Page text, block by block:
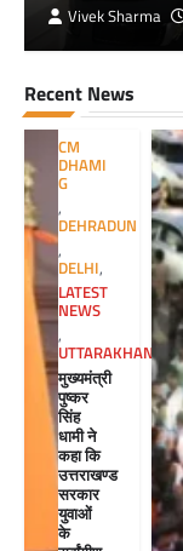
Vivek Sharma
Recent News
CM
DHAMI
G
,
DEHRADUN
,
DELHI,
LATEST
NEWS
,
UTTARAKHAND
मुख्यमंत्री
पुष्कर
सिंह
धामी ने
कहा कि
उत्तराखण्ड
सरकार
युवाओं
के